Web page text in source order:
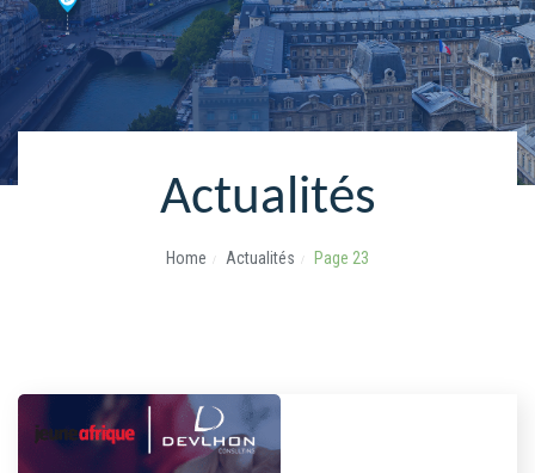
Actualités
Home Actualités Page 23